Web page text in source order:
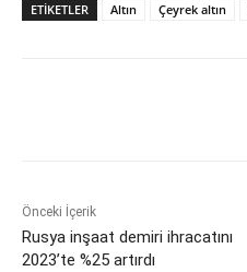
ETİKETLER Altın Çeyrek altın
Önceki İçerik
Rusya inşaat demiri ihracatını
2023’te %25 artırdı